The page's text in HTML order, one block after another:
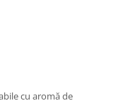
cu aromă de